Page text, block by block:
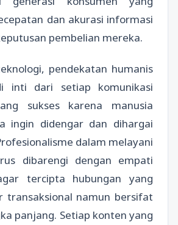
dan akurasi informasi
pembelian mereka.
pendekatan humanis
inti dari setiap komunikasi
sukses karena manusia
ingin didengar dan dihargai
dalam melayani
dibarengi dengan empati
tercipta hubungan yang
transaksional namun bersifat
panjang. Setiap konten yang